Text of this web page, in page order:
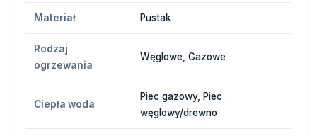
Materiał Pustak
Rodzaj
ogrzewania
Węglowe, Gazowe
Ciepła woda
Piec gazowy, Piec
węglowy/drewno